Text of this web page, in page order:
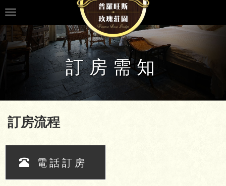
Toggle
navigation
訂房需知
訂房流程
電話訂房